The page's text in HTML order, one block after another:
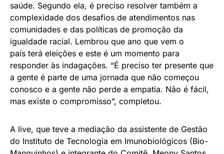
saúde. Segundo ela, é preciso resolver também a
complexidade dos desafios de atendimentos nas
comunidades e das políticas de promoção da
igualdade racial. Lembrou que ano que vem o
país terá eleições e este é um momento para
responder às indagações. “É preciso ter presente que
a gente é parte de uma jornada que não começou
conosco e a gente não perde a empatia. Não é fácil,
mas existe o compromisso”, completou.
A live, que teve a mediação da assistente de Gestão
do Instituto de Tecnologia em Imunobiológicos (Bio-